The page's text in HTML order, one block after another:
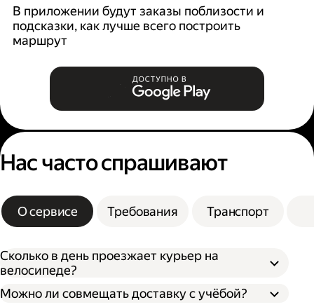
В приложении будут заказы поблизости и
подсказки, как лучше всего построить
маршрут
Нас часто спрашивают
О сервисе Требования Транспорт
Сколько в день проезжает курьер на
велосипеде?
Можно ли совмещать доставку с учёбой?